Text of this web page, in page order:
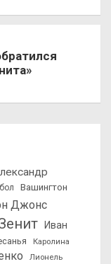
Вашингтон
Джонс
Иван
Каролина
Лионель